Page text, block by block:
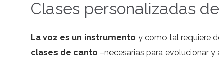
Clases personalizadas
La voz es un instrumento y como tal requiere
clases de canto –necesarias para evolucionar